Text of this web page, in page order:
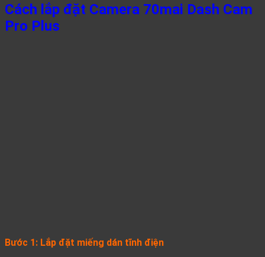
Cách lắp đặt Camera 70mai Dash Cam
Pro Plus
Bước 1: Lắp đặt miếng dán tĩnh điện